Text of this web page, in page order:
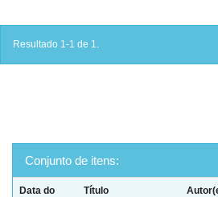
Resultado 1-1 de 1.
Conjunto de itens:
Data do
Título